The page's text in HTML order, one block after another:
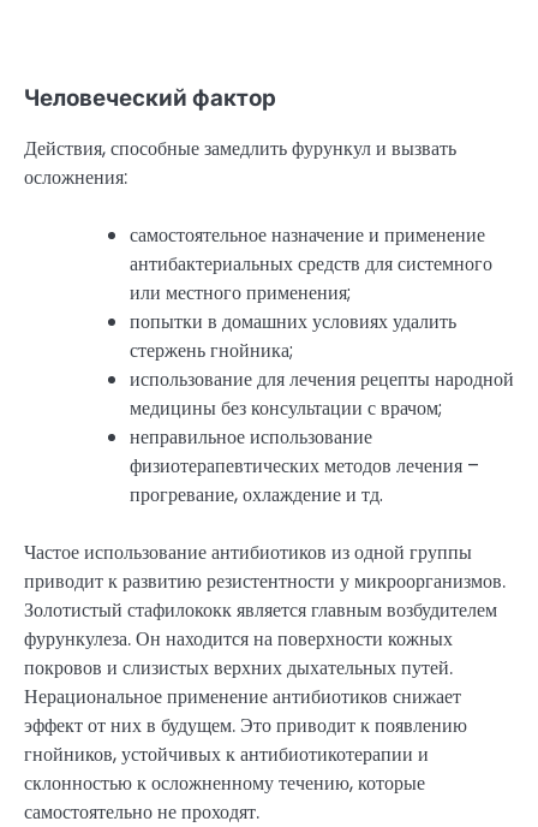
Человеческий фактор
Действия, способные замедлить фурункул и вызвать
осложнения:
самостоятельное назначение и применение
антибактериальных средств для системного
или местного применения;
попытки в домашних условиях удалить
стержень гнойника;
использование для лечения рецепты народной
медицины без консультации с врачом;
неправильное использование
физиотерапевтических методов лечения –
прогревание, охлаждение и тд.
Частое использование антибиотиков из одной группы
приводит к развитию резистентности у микроорганизмов.
Золотистый стафилококк является главным возбудителем
фурункулеза. Он находится на поверхности кожных
покровов и слизистых верхних дыхательных путей.
Нерациональное применение антибиотиков снижает
эффект от них в будущем. Это приводит к появлению
гнойников, устойчивых к антибиотикотерапии и
склонностью к осложненному течению, которые
самостоятельно не проходят.